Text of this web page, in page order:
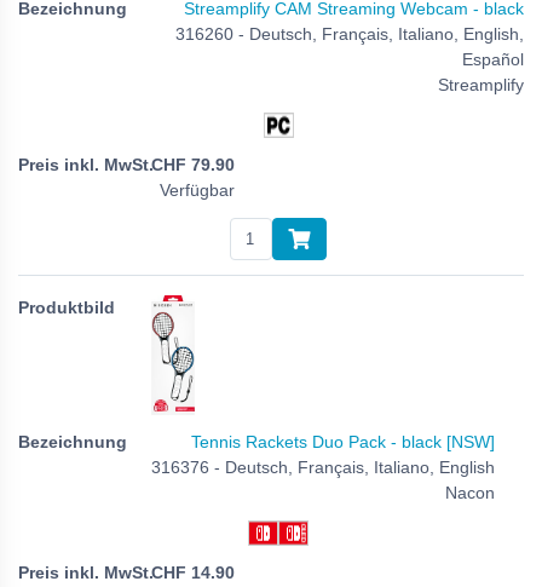
Streamplify CAM Streaming Webcam - black
316260 - Deutsch, Français, Italiano, English,
Español
Streamplify
CHF 79.90
Verfügbar
Tennis Rackets Duo Pack - black [NSW]
316376 - Deutsch, Français, Italiano, English
Nacon
CHF 14.90